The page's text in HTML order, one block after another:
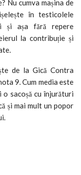
Nu cumva mașina de
în testicolele
și așa fără repere
la contribuție și
de la Gică Contra
9. Cum media este
sacoșă cu înjurături
și mai mult un popor